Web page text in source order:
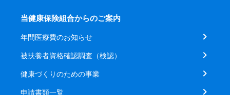
当健康保険組合からのご案内
年間医療費のお知らせ
被扶養者資格確認調査（検認）
健康づくりのための事業
申請書類一覧